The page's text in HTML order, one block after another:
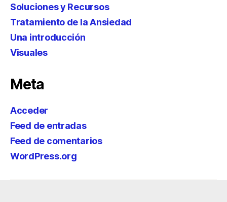
Soluciones y Recursos
Tratamiento de la Ansiedad
Una introducción
Visuales
Meta
Acceder
Feed de entradas
Feed de comentarios
WordPress.org